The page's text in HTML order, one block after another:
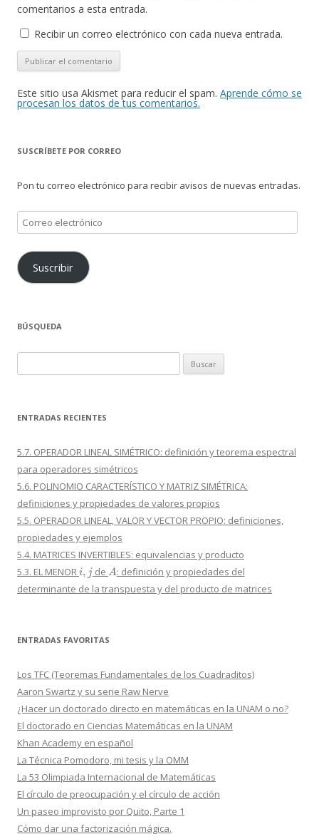
comentarios a esta entrada.
Recibir un correo electrónico con cada nueva entrada.
Este sitio usa Akismet para reducir el spam. Aprende cómo se
procesan los datos de tus comentarios.
SUSCRÍBETE POR CORREO
Pon tu correo electrónico para recibir avisos de nuevas entradas.
Correo
electrónico
Suscribir
BÚSQUEDA
ENTRADAS RECIENTES
5.7. OPERADOR LINEAL SIMÉTRICO: definición y teorema espectral
para operadores simétricos
5.6. POLINOMIO CARACTERÍSTICO Y MATRIZ SIMÉTRICA:
definiciones y propiedades de valores propios
5.5. OPERADOR LINEAL, VALOR Y VECTOR PROPIO: definiciones,
propiedades y ejemplos
5.4. MATRICES INVERTIBLES: equivalencias y producto
5.3. EL MENORi,j de A: definición y propiedades del
determinante de la transpuesta y del producto de matrices
ENTRADAS FAVORITAS
Los TFC (Teoremas Fundamentales de los Cuadraditos)
Aaron Swartz y su serie Raw Nerve
¿Hacer un doctorado directo en matemáticas en la UNAM o no?
El doctorado en Ciencias Matemáticas en la UNAM
Khan Academy en español
La Técnica Pomodoro, mi tesis y la OMM
La 53 Olimpiada Internacional de Matemáticas
El círculo de preocupación y el círculo de acción
Un paseo improvisto por Quito, Parte 1
Cómo dar una factorización mágica.